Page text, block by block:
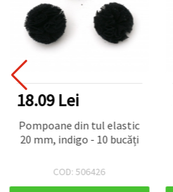
18.09 Lei
Pompoane din tul elastic
20 mm, indigo - 10 bucăți
COD: 506426